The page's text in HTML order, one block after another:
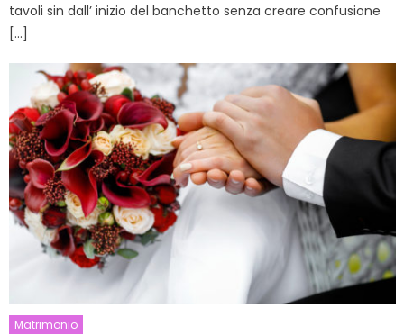
tavoli sin dall’ inizio del banchetto senza creare confusione
[…]
Matrimonio